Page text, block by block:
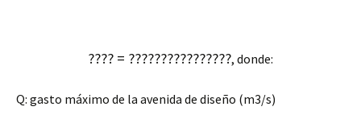
???? = ????????????????, donde:
Q: gasto máximo de la avenida de diseño (m3/s)